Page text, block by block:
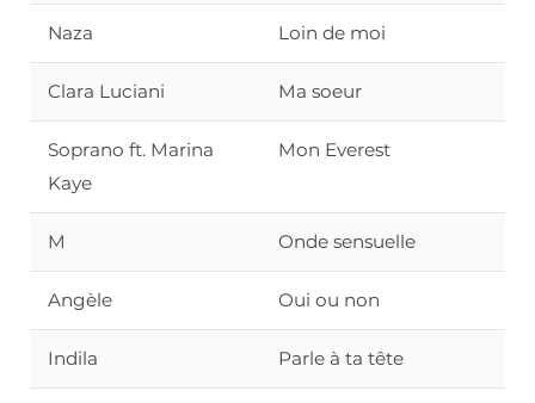
Naza Loin de moi
Clara Luciani Ma soeur
Soprano ft. Marina
Kaye
Mon Everest
M Onde sensuelle
Angèle Oui ou non
Indila Parle à ta tête